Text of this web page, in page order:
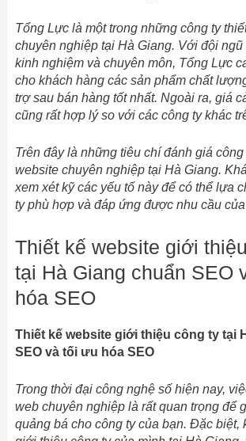
Tổng Lực là một trong những công ty
chuyên nghiệp tại Hà Giang. Với đội
kinh nghiệm và chuyên môn, Tổng Lực
cho khách hàng các sản phẩm chất
trợ sau bán hàng tốt nhất. Ngoài ra, giá
cũng rất hợp lý so với các công ty khác
Trên đây là những tiêu chí đánh giá công
website chuyên nghiệp tại Hà Giang.
xem xét kỹ các yếu tố này để có thể lựa
ty phù hợp và đáp ứng được nhu cầu
Thiết kế website giới
tại Hà Giang chuẩn SEO
hóa SEO
Thiết kế website giới thiệu công ty tại
SEO và tối ưu hóa SEO
Trong thời đại công nghệ số hiện nay,
web chuyên nghiệp là rất quan trọng để
quảng bá cho công ty của bạn. Đặc biệt,